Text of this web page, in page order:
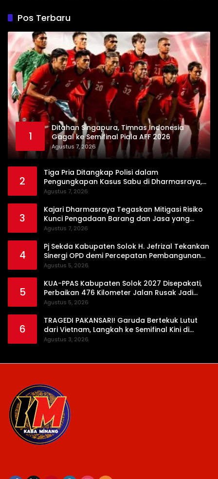
Pos Terbaru
1
Ditahan Singapura, Timnas Indonesia
Gagal ke Semifinal Piala AFF 2026
Agustus 7, 2026
2
Tiga Pria Ditangkap Polisi dalam
Pengungkapan Kasus Sabu di Dharmasraya,
Timbangan Digital hingga Bong Disita
Agustus 7, 2026
3
Kajari Dharmasraya Tegaskan Mitigasi Risiko
Kunci Pengadaan Barang dan Jasa yang
Bersih
Agustus 7, 2026
4
Pj Sekda Kabupaten Solok H. Jefrizal Tekankan
Sinergi OPD demi Percepatan Pembangunan
Daerah
Agustus 5, 2026
5
KUA-PPAS Kabupaten Solok 2027 Disepakati,
Perbaikan 476 Kilometer Jalan Rusak Jadi
Prioritas
Agustus 5, 2026
6
TRAGEDI PAKANSARI! Garuda Bertekuk Lutut
dari Vietnam, Langkah ke Semifinal Kini di
Ujung Tanduk
Agustus 3, 2026